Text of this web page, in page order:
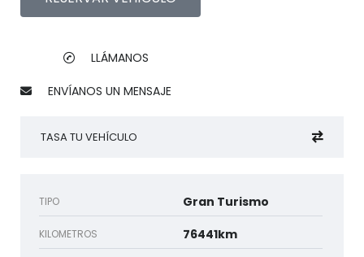
LLÁMANOS
ENVÍANOS UN MENSAJE
TASA TU VEHÍCULO
TIPO Gran Turismo
KILOMETROS 76441km